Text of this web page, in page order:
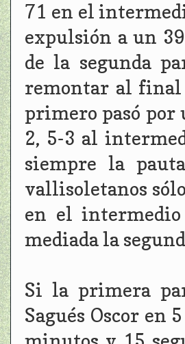
71 en el
expulsión a un
de la segunda
remontar al final
primero pasó por
2, 5-3 al
siempre la
vallisoletanos
en el intermedio
mediada la
Si la primera
Sagués Oscor en